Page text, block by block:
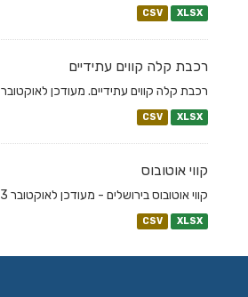
CSV XLSX
רכבת קלה קווים עתידיים
רכבת קלה קווים עתידיים. מעודכן לאוקטובר 2023
CSV XLSX
קווי אוטובוס
קווי אוטובוס בירושלים - מעודכן לאוקטובר 2023.
CSV XLSX